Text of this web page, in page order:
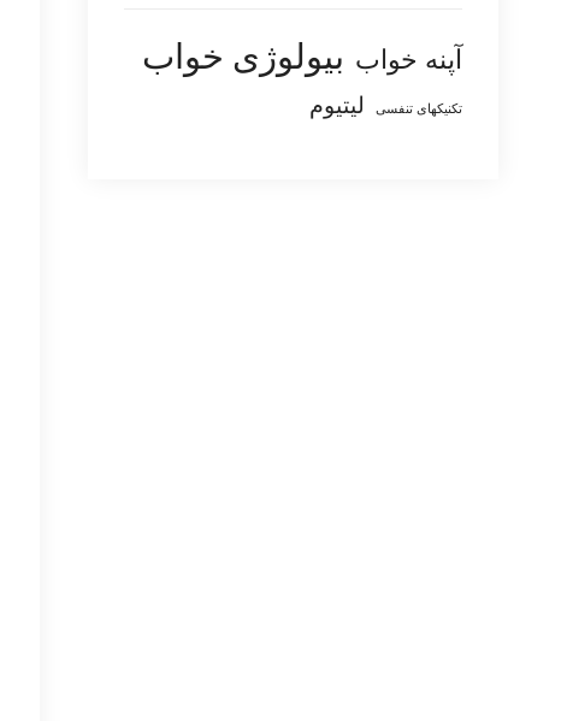
آپنه خواب بیولوژی خواب
تکنیکهای تنفسی لیتیوم